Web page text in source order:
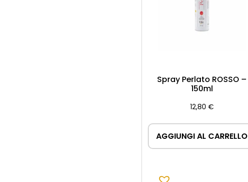
Spray Perlato ROSSO –
150ml
12,80 €
AGGIUNGI AL CARRELLO